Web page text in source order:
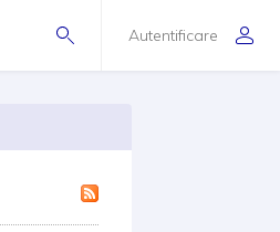
Autentificare